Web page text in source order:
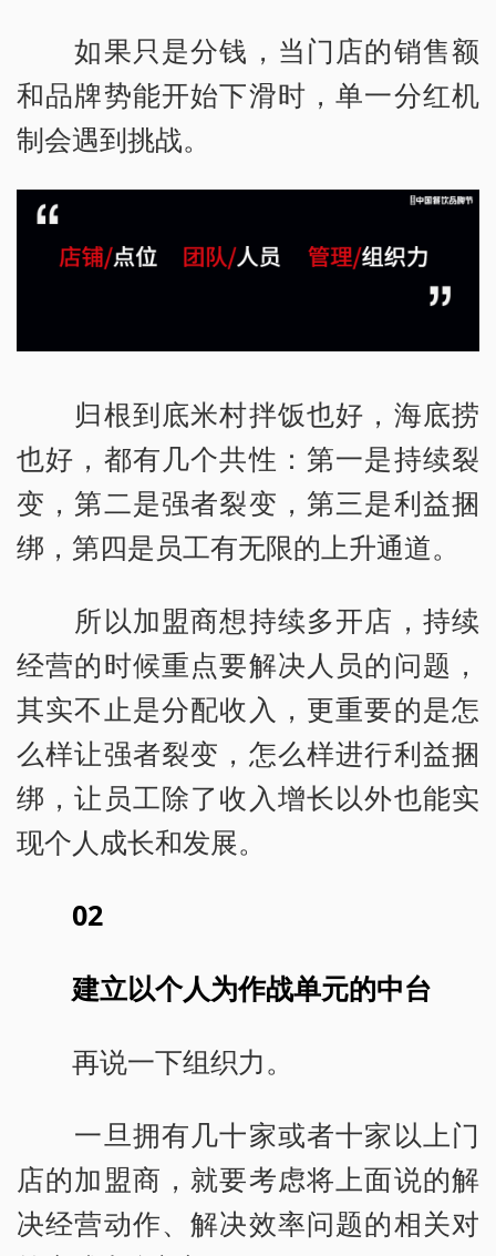
如果只是分钱，当门店的销售额
和品牌势能开始下滑时，单一分红机
制会遇到挑战。
归根到底米村拌饭也好，海底捞
也好，都有几个共性：第一是持续裂
变，第二是强者裂变，第三是利益捆
绑，第四是员工有无限的上升通道。
所以加盟商想持续多开店，持续
经营的时候重点要解决人员的问题，
其实不止是分配收入，更重要的是怎
么样让强者裂变，怎么样进行利益捆
绑，让员工除了收入增长以外也能实
现个人成长和发展。
02
建立以个人为作战单元的中台
再说一下组织力。
一旦拥有几十家或者十家以上门
店的加盟商，就要考虑将上面说的解
决经营动作、解决效率问题的相关对